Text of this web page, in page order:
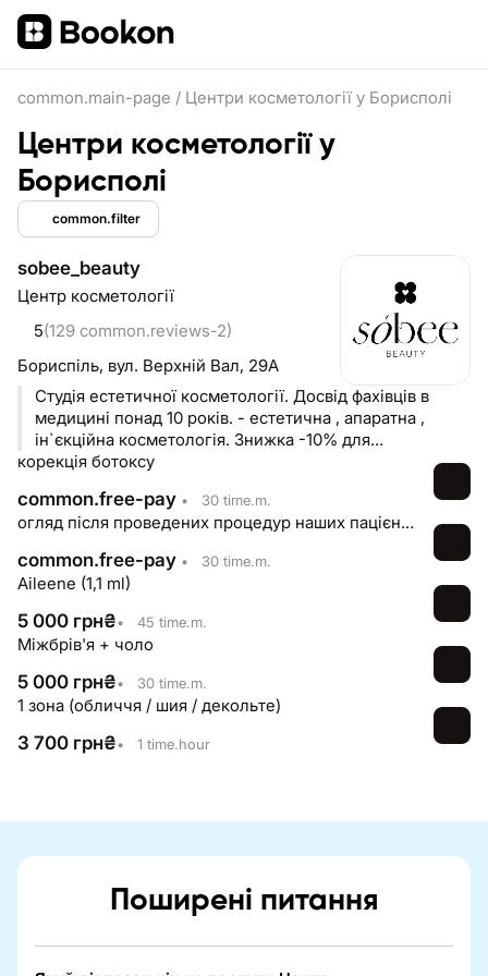
common.main-page / Центри косметології у Борисполі
Центри косметології у
Борисполі
common.filter
sobee_beauty
Центр косметології
5(129 common.reviews-2)
Бориспіль, вул. Верхній Вал, 29А
Студія естетичної косметології. Досвід фахівців в
медицині понад 10 років. - естетична , апаратна ,
ін`єкційна косметологія. Знижка -10% для
військовослужбовців / УБД
корекція ботоксу
common.free-pay • 30 time.m.
огляд після проведених процедур наших пацієнтів
common.free-pay • 30 time.m.
Aileene (1,1 ml)
5 000 грн₴• 45 time.m.
Міжбрів'я + чоло
5 000 грн₴• 30 time.m.
1 зона (обличчя / шия / декольте)
3 700 грн₴• 1 time.hour
Поширені питання